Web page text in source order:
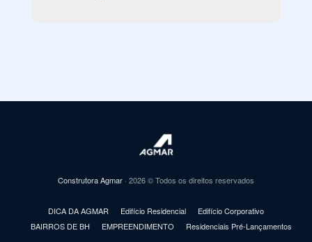
Construtora Agmar · 2026 © Todos os direitos reservados
DICA DA AGMAR Edifício Residencial
Edifício Corporativo
BAIRROS DE BH
EMPREENDIMENTO Residenciais Pré-Lançamentos